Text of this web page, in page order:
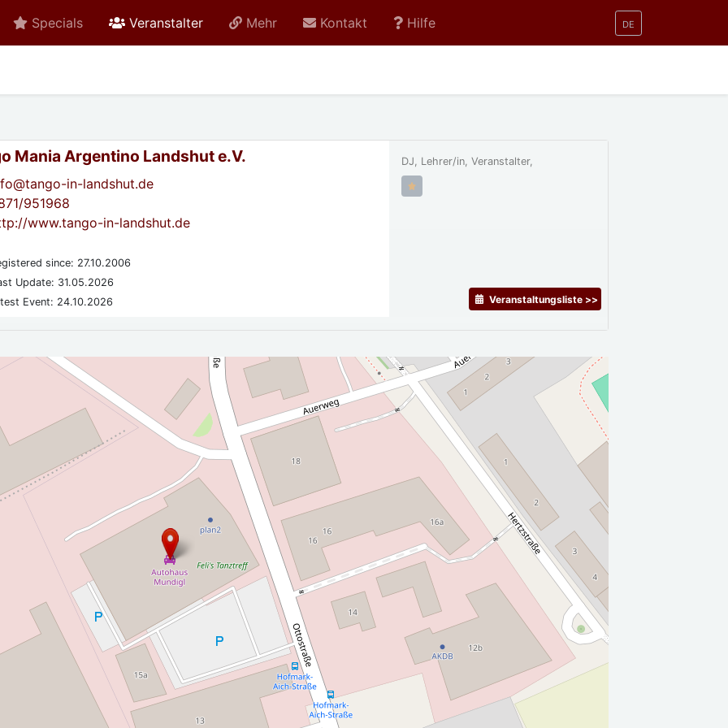
Specials Veranstalteractive Mehr Kontakt Hilfe DE
Mania Argentino Landshut e.V.
in-landshut.de
951968
www.tango-in-landshut.de
since: 27.10.2006
Update: 31.05.2026
Event: 24.10.2026
DJ, Lehrer/in, Veranstalter,
Veranstaltungsliste >>